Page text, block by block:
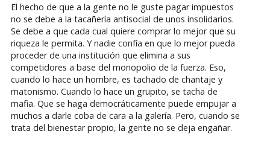
El hecho de que a la gente no le guste pagar impuestos
no se debe a la tacañería antisocial de unos insolidarios.
Se debe a que cada cual quiere comprar lo mejor que su
riqueza le permita. Y nadie confía en que lo mejor pueda
proceder de una institución que elimina a sus
competidores a base del monopolio de la fuerza. Eso,
cuando lo hace un hombre, es tachado de chantaje y
matonismo. Cuando lo hace un grupito, se tacha de
mafia. Que se haga democráticamente puede empujar a
muchos a darle coba de cara a la galería. Pero, cuando se
trata del bienestar propio, la gente no se deja engañar.